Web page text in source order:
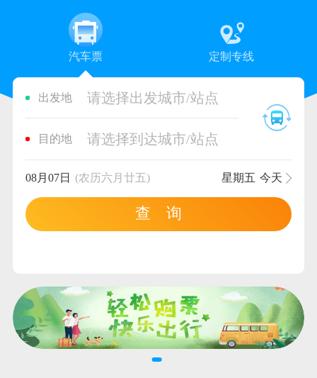
汽车票 定制专线
出发地 请选择出发城市/站点
目的地 请选择到达城市/站点
08月07日 (农历六月廿五) 星期五 今天
查 询